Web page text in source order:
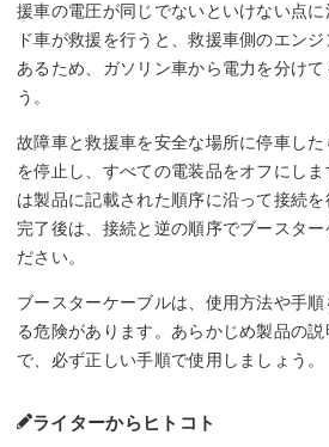
援車の電圧が同じでないといけない点
ド車が救援を行うと、救援車側のエン
あるため、ガソリン車から電力を分け
う。
故障車と救援車を安全な場所に停車し
を停止し、すべての電装品をオフにし
は製品に記載された順序に沿って接続
完了後は、接続と逆の順序でブースター
ださい。
ブースターケーブルは、使用方法や手
る危険があります。あらかじめ製品の
で、必ず正しい手順で使用しましょう。
ライターからヒトコト